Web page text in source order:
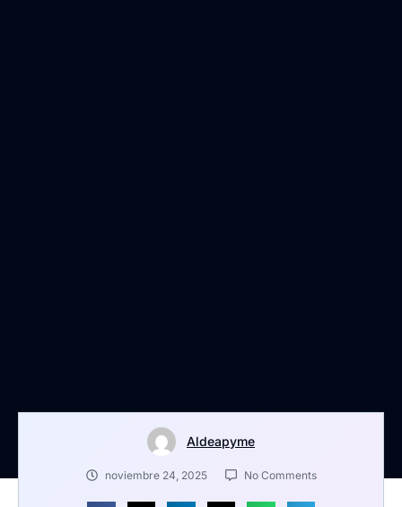
Aldeapyme
noviembre 24, 2025 No Comments